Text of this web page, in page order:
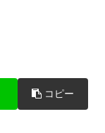
コピー